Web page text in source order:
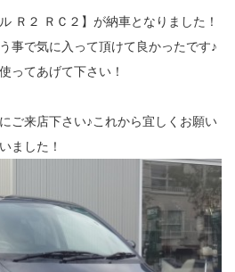
Ｒ２ ＲＣ２】が納車となりました！
事で気に入って頂けて良かったです♪
ってあげて下さい！
ご来店下さい♪これから宜しくお願い
ました！